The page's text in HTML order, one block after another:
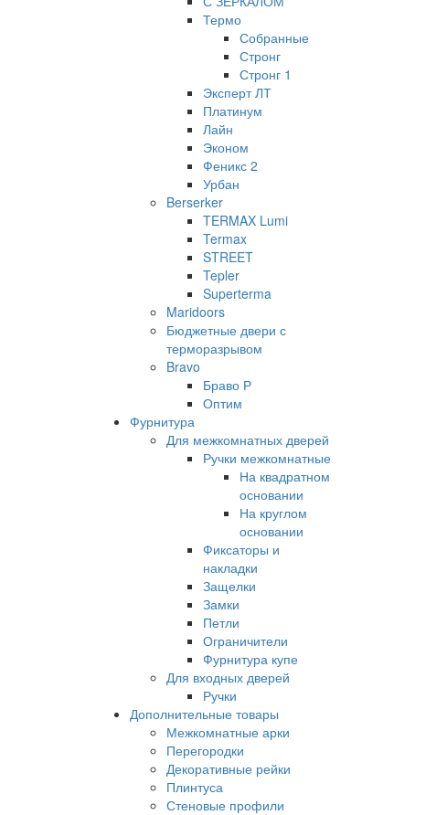
Термо
Собранные
Стронг
Стронг 1
Эксперт ЛТ
Платинум
Лайн
Эконом
Феникс 2
Урбан
Berserker
TERMAX Lumi
Termax
STREET
Tepler
Superterma
Maridoors
Бюджетные двери с
терморазрывом
Bravo
Браво Р
Оптим
Фурнитура
Для межкомнатных дверей
Ручки межкомнатные
На квадратном
основании
На круглом
основании
Фиксаторы и
накладки
Защелки
Замки
Петли
Ограничители
Фурнитура купе
Для входных дверей
Ручки
Дополнительные товары
Межкомнатные арки
Перегородки
Декоративные рейки
Плинтуса
Стеновые профили